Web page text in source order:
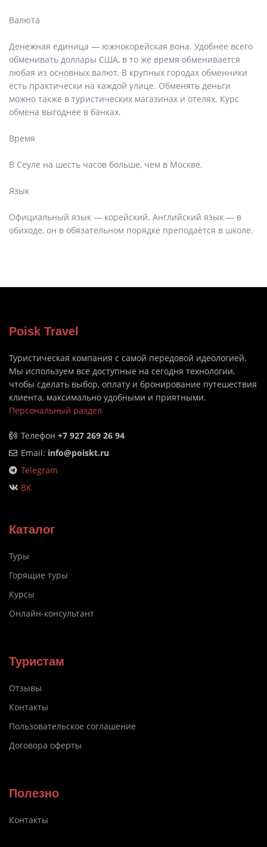
Валюта
Денежная единица — южнокорейская вона. Удобнее всего
обменивать доллары США, в то же время обменивается
любая из основных валют. В крупных городах обменники
есть практически на каждой улице. Обменять деньги
можно также в туристических магазинах и отелях. Курс
обмена выгоднее в банках.
Время
В Сеуле на шесть часов больше, чем в Москве.
Язык
Официальный язык — корейский. Английский язык — в
обиходе, он в обязательном порядке преподаётся в школе.
Poisk Travel
Туристическая компания с самой передовой идеологией.
Мы используем все доступные на сегодня технологии,
чтобы сделать выбор, оплату и бронирование путешествия
клиента, максимально удобными и приятными.
Персональный раздел
Телефон +7 927 269 26 94
Email: info@poiskt.ru
Telegram
ВК
Каталог
Туры
Горящие туры
Курсы
Онлайн-консультант
Туристам
Отзывы
Контакты
Пользовательское соглашение
Договора оферты
Полезно
Контакты